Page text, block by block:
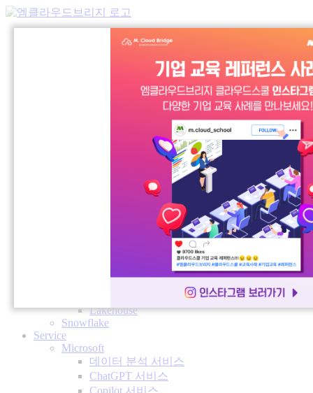
Azure Security
Microsoft 365 with Copilot
Azure DevOps
지식관리 에이전트
업무지원 에이전트
Lakehouse
Snowflake
Service
Microsoft
데이터 분석 서비스
ChatGPT 서비스
Copilot 서비스